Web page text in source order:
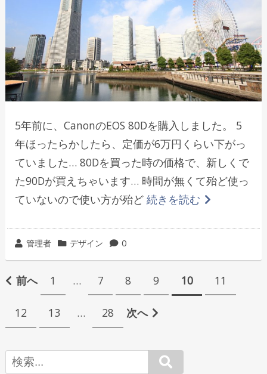
5年前に、CanonのEOS 80Dを購入しました。 5
年ほったらかしたら、定価が6万円くらい下がっ
ていました… 80Dを買った時の価格で、新しくで
た90Dが買えちゃいます… 時間が無くて殆ど使っ
ていないので使い方が殆ど 続きを読む
投
稿
者
管理者
カ
テ
リ
デザイン 0
投
の
ペ
ー
前へ 1 … 7 8 9 10 11
12 13 … 28 次へ